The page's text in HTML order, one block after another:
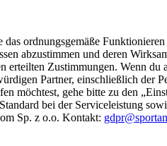
ordnungsgemäße
abzustimmen und deren
Zustimmungen. Wenn
Partner, einschließlich der
möchtest, gehe bitte zu den
bei der Serviceleistung
Sp. z o.o. Kontakt: